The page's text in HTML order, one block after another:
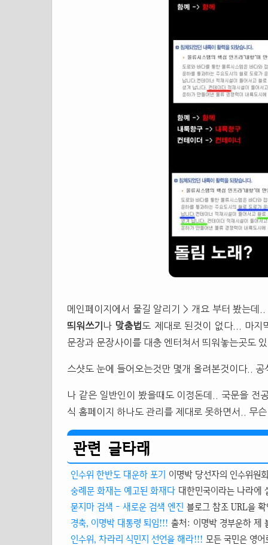
메인페이지에서 물길 알리기 > 개요 부터 봤는데
띄워쓰기 나 맞춤법 도 제대로 된것이 없다... 마지
문장과 문장사이를 대충 엔터쳐서 띄워놓는곳도
스샷도 눈에 들어오는것만 몇개 올려본것이다..
나 같은 일반인이 봤을때도 이정돈데.. 국문을 전
식 홈페이지 하나도 관리를 제대로 못하면서.. 무
관련 글타래
인수위 한반도 대운하 포기 이명박 당선자의 인수위원
숭례문 화재는 예고된 화재다 대한민국이라는 나라에
묻지마 검색 - 새로운 검색 엔진 블로그 참조 URL을
경축, 이명박 대통령 퇴임!!! 출처: 이명박 경부운하 제
인수위, 차라리 식민지 선언을 해라!!! 모든 국민은 영